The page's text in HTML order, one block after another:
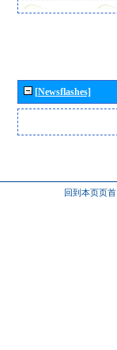
[Newsflashes]
回到本页页首